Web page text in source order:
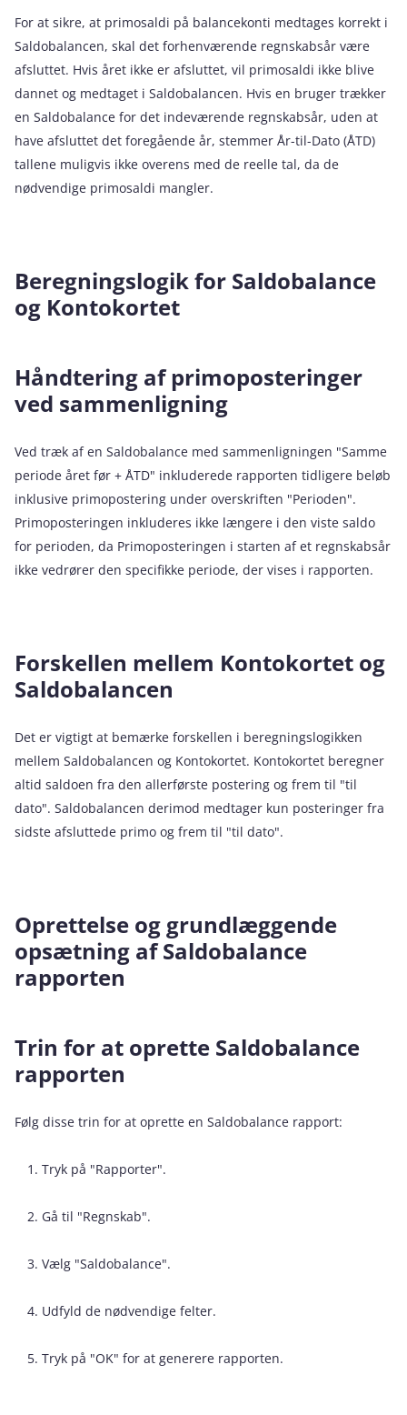
For at sikre, at primosaldi på balancekonti medtages korrekt i
Saldobalancen, skal det forhenværende regnskabsår være
afsluttet. Hvis året ikke er afsluttet, vil primosaldi ikke blive
dannet og medtaget i Saldobalancen. Hvis en bruger trækker
en Saldobalance for det indeværende regnskabsår, uden at
have afsluttet det foregående år, stemmer År-til-Dato (ÅTD)
tallene muligvis ikke overens med de reelle tal, da de
nødvendige primosaldi mangler.
Beregningslogik for Saldobalance
og Kontokortet
Håndtering af primoposteringer
ved sammenligning
Ved træk af en Saldobalance med sammenligningen "Samme
periode året før + ÅTD" inkluderede rapporten tidligere beløb
inklusive primopostering under overskriften "Perioden".
Primoposteringen inkluderes ikke længere i den viste saldo
for perioden, da Primoposteringen i starten af et regnskabsår
ikke vedrører den specifikke periode, der vises i rapporten.
Forskellen mellem Kontokortet og
Saldobalancen
Det er vigtigt at bemærke forskellen i beregningslogikken
mellem Saldobalancen og Kontokortet. Kontokortet beregner
altid saldoen fra den allerførste postering og frem til "til
dato". Saldobalancen derimod medtager kun posteringer fra
sidste afsluttede primo og frem til "til dato".
Oprettelse og grundlæggende
opsætning af Saldobalance
rapporten
Trin for at oprette Saldobalance
rapporten
Følg disse trin for at oprette en Saldobalance rapport:
Tryk på "Rapporter".
Gå til "Regnskab".
Vælg "Saldobalance".
Udfyld de nødvendige felter.
Tryk på "OK" for at generere rapporten.